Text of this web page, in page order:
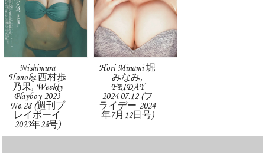
Nishimura
Honoka 西村歩
乃果, Weekly
Playboy 2023
No.28 (週刊プ
レイボーイ
2023年28号)
Hori Minami 堀
みなみ,
FRIDAY
2024.07.12 (フ
ライデー 2024
年7月12日号)